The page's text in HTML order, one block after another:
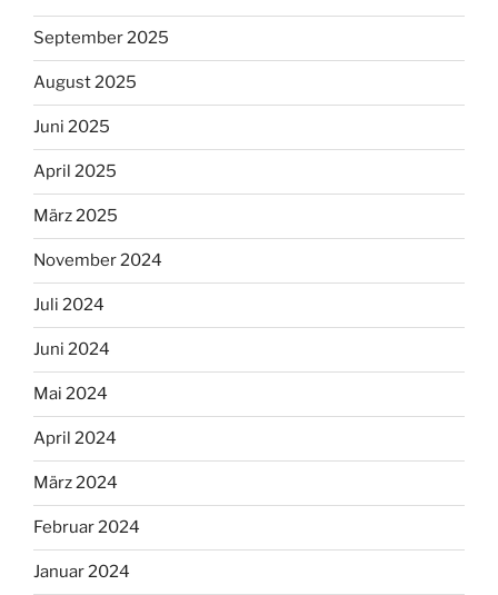
September 2025
August 2025
Juni 2025
April 2025
März 2025
November 2024
Juli 2024
Juni 2024
Mai 2024
April 2024
März 2024
Februar 2024
Januar 2024